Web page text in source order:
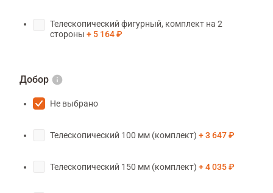
Телескопический фигурный, комплект на 2
стороны
5 164 ₽
Добор
Не выбрано
Телескопический 100 мм (комплект) 3 647 ₽
Телескопический 150 мм (комплект) 4 035 ₽